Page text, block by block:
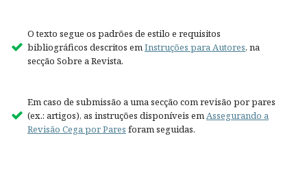
O texto segue os padrões de estilo e requisitos
bibliográficos descritos emInstruções para Autores, na
secção Sobre a Revista.
Em caso de submissão a uma secção com revisão por pares
(ex.: artigos), as instruções disponíveis emAssegurando a
Revisão Cega por Pares foram seguidas.